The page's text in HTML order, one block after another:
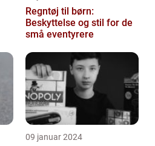
Regntøj til børn:
Beskyttelse og stil for de
små eventyrere
09 januar 2024